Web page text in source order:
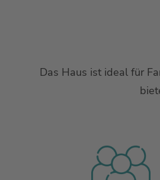
Das Haus ist ideal für